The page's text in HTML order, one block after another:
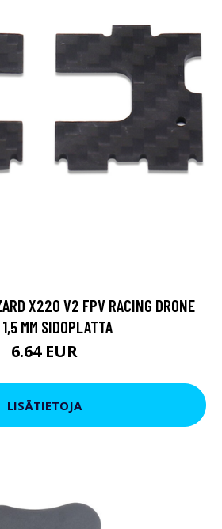
X220 V2 FPV RACING DRONE
MM SIDOPLATTA
6.64 EUR
LISÄTIETOJA